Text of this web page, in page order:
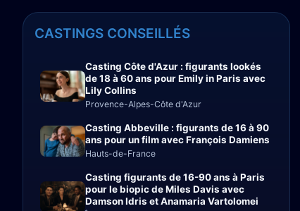
CASTINGS CONSEILLÉS
Casting Côte d'Azur : figurants lookés
de 18 à 60 ans pour Emily in Paris avec
Lily Collins
Provence-Alpes-Côte d'Azur
Casting Abbeville : figurants de 16 à 90
ans pour un film avec François Damiens
Hauts-de-France
Casting figurants de 16-90 ans à Paris
pour le biopic de Miles Davis avec
Damson Idris et Anamaria Vartolomei